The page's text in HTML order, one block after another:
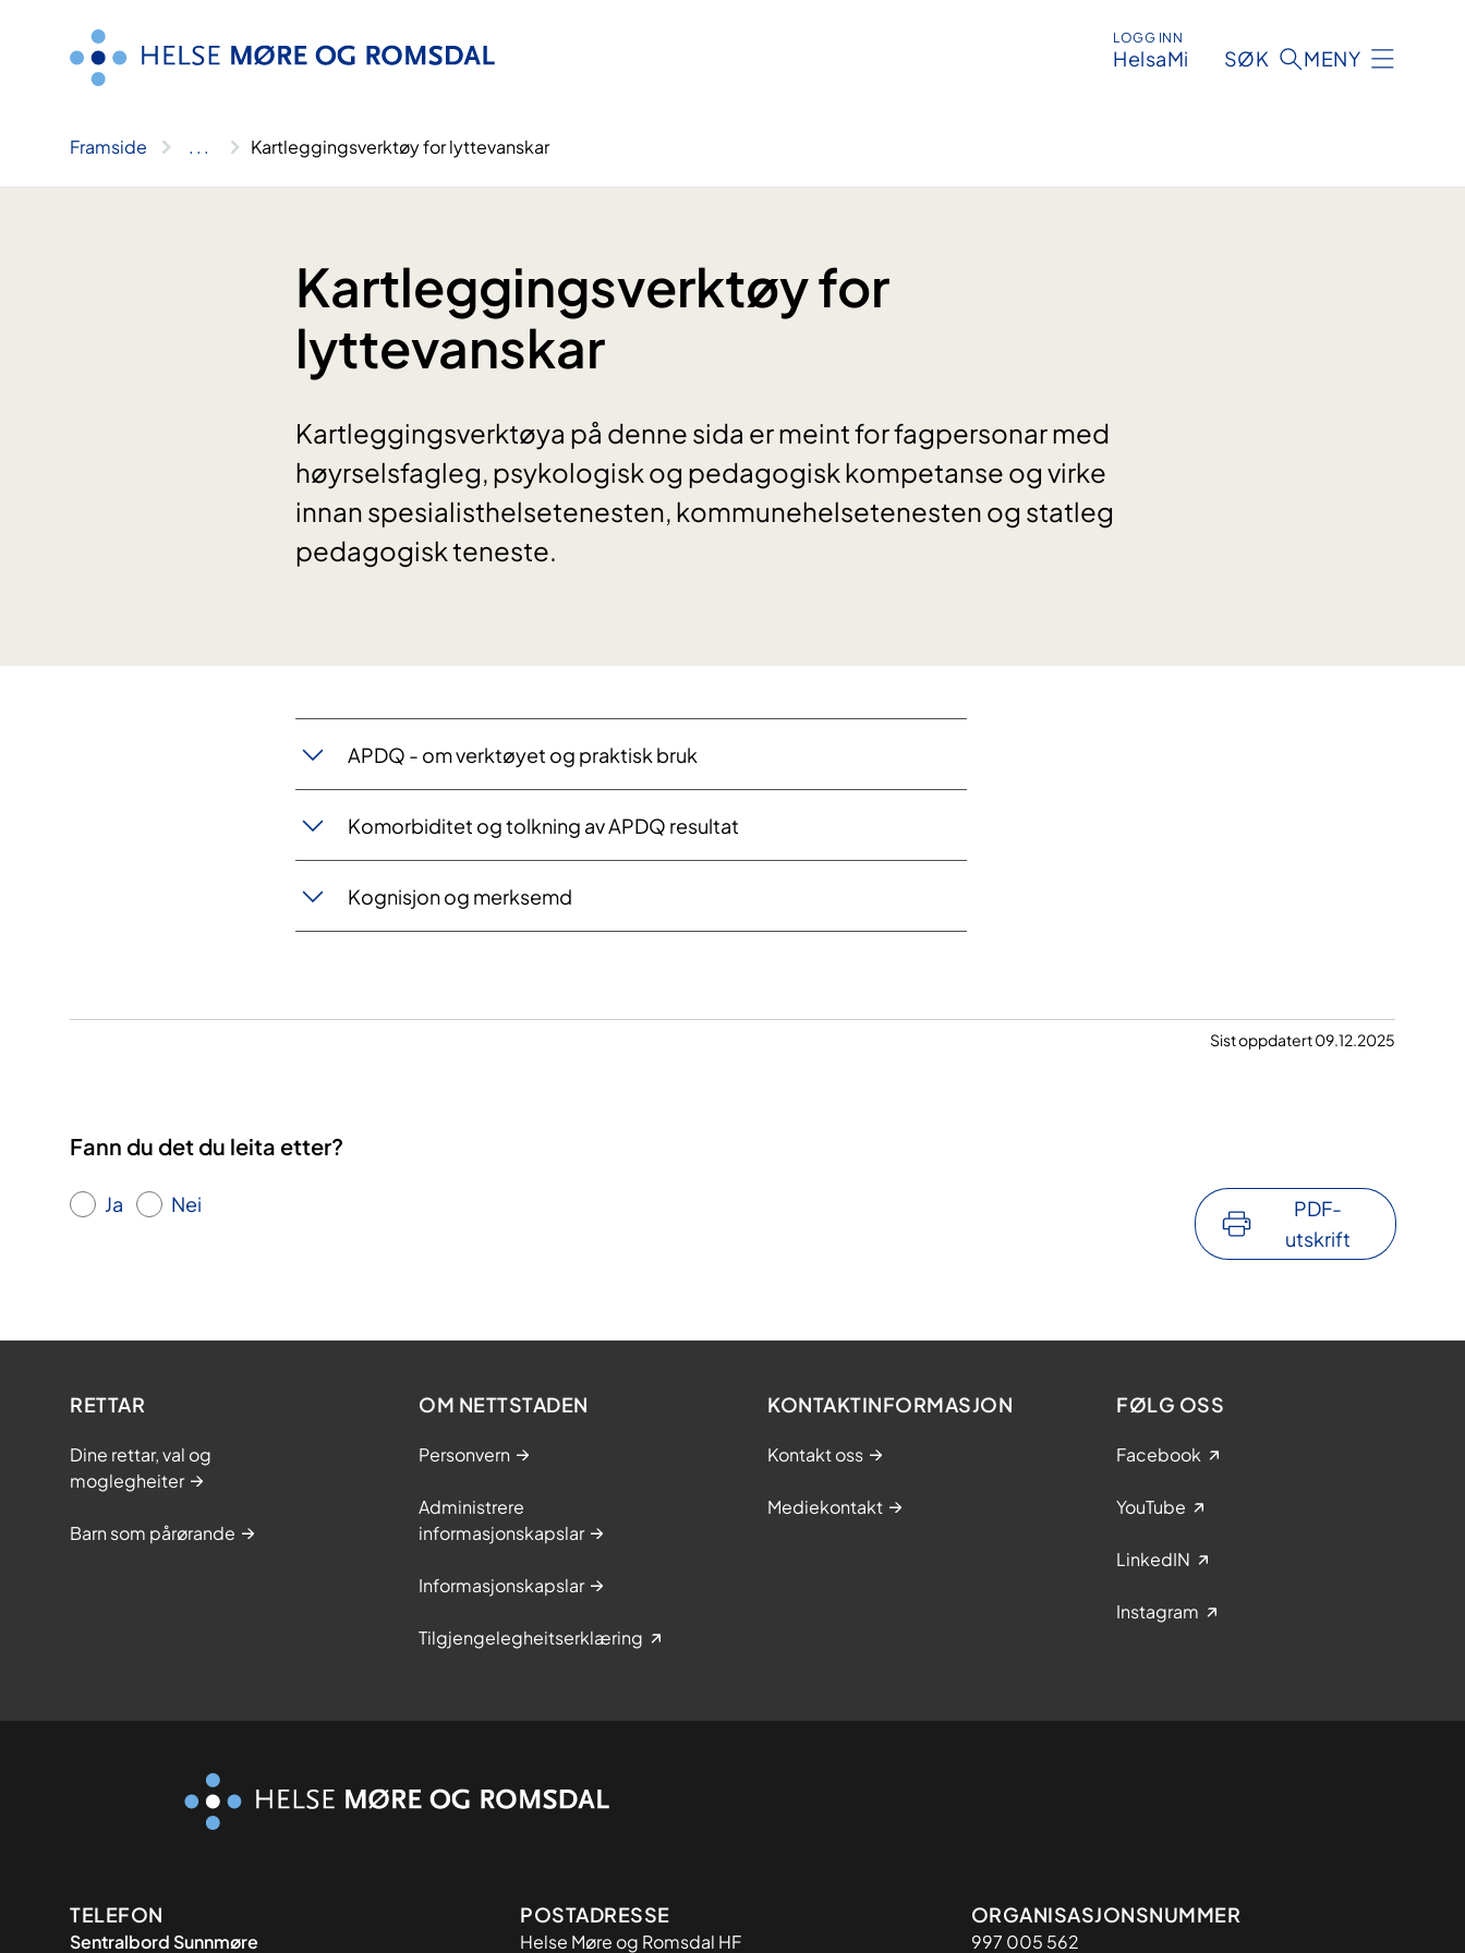
LOGG INN
HelsaMi SØK MENY
Framside .. . Kartleggingsverktøy for lyttevanskar
Kartleggingsverktøy for
lyttevanskar
Kartleggingsverktøya på denne sida er meint for fagpersonar med
høyrselsfagleg, psykologisk og pedagogisk kompetanse og virke
innan spesialisthelsetenesten, kommunehelsetenesten og statleg
pedagogisk teneste.
APDQ - om verktøyet og praktisk bruk
Komorbiditet og tolkning av APDQ resultat
Kognisjon og merksemd
Sist oppdatert 09.12.2025
Fann du det du leita etter?
Ja Nei
PDF-
utskrift
RETTAR
Dine rettar, val og
moglegheiter
Barn som pårørande
OM NETTSTADEN
Personvern
Administrere
informasjonskapslar
Informasjonskapslar
Tilgjengelegheitserklæring
KONTAKTINFORMASJON
Kontakt oss
Mediekontakt
FØLG OSS
Facebook
YouTube
LinkedIN
Instagram
Kontaktinformasjon
TELEFON
Sentralbord Sunnmøre Adresse
POSTADRESSE
Helse Møre og Romsdal HF Organisasjon
ORGANISASJONSNUMMER
997 005 562